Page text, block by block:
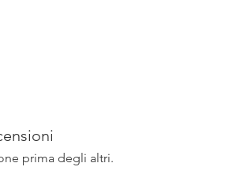
prima degli altri.